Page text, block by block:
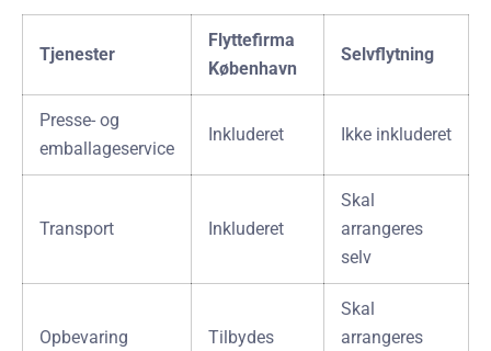
Tjenester
Flyttefirma
København
Selvflytning
Presse- og
emballageservice
Inkluderet Ikke inkluderet
Transport Inkluderet
Skal
arrangeres
selv
Opbevaring Tilbydes
Skal
arrangeres